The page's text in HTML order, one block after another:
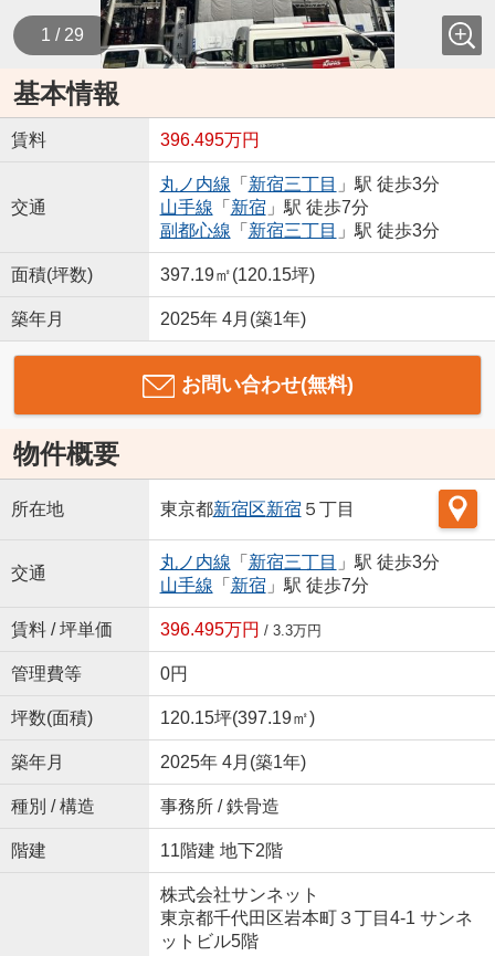
1 / 29
基本情報
賃料 396.495万円
交通
丸ノ内線 「 新宿三丁目 」駅 徒歩3分
山手線 「 新宿 」駅 徒歩7分
副都心線 「 新宿三丁目 」駅 徒歩3分
面積(坪数) 397.19㎡(120.15坪)
築年月 2025年 4月(築1年)
お問い合わせ(無料)
物件概要
所在地 東京都新宿区新宿 ５丁目
交通
丸ノ内線 「 新宿三丁目 」駅 徒歩3分
山手線 「 新宿 」駅 徒歩7分
賃料 / 坪単価 396.495万円 / 3.3万円
管理費等 0円
坪数(面積) 120.15坪(397.19㎡)
築年月 2025年 4月(築1年)
種別 / 構造 事務所 / 鉄骨造
階建 11階建 地下2階
株式会社サンネット
東京都千代田区岩本町３丁目4-1 サンネ
ットビル5階